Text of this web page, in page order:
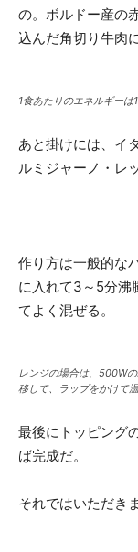
の。ボルドー産の
込んだ角切り牛肉
1食あたりのエネルギー
あと掛けには、イ
ルミジャーノ・レ
作り方は一般的な
に入れて3～5分沸
てよく混ぜる。
レンジの場合は、500W
移して、ラップをかけて
最後にトッピング
ば完成だ。
それではいただきま